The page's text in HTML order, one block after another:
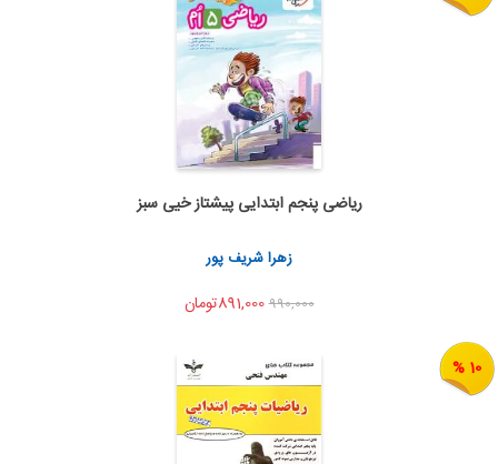
اضافه به سبد خرید
اشتراک گذاری
ریاضی پنجم ابتدایی پیشتاز خیی سبز
زهرا شریف پور
990,000891,000تومان
10 %